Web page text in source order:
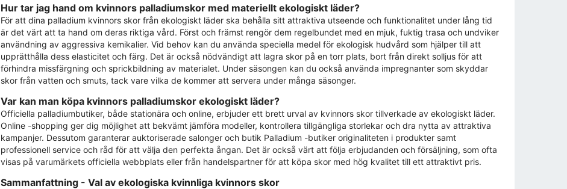
Hur tar jag hand om kvinnors palladiumskor med materiellt ekologiskt läder?
För att dina palladium kvinnors skor från ekologiskt läder ska behålla sitt attraktiva utseende och funktionalitet under lång tid
är det värt att ta hand om deras riktiga vård. Först och främst rengör dem regelbundet med en mjuk, fuktig trasa och undviker
användning av aggressiva kemikalier. Vid behov kan du använda speciella medel för ekologisk hudvård som hjälper till att
upprätthålla dess elasticitet och färg. Det är också nödvändigt att lagra skor på en torr plats, bort från direkt solljus för att
förhindra missfärgning och sprickbildning av materialet. Under säsongen kan du också använda impregnanter som skyddar
skor från vatten och smuts, tack vare vilka de kommer att servera under många säsonger.
Var kan man köpa kvinnors palladiumskor ekologiskt läder?
Officiella palladiumbutiker, både stationära och online, erbjuder ett brett urval av kvinnors skor tillverkade av ekologiskt läder.
Online -shopping ger dig möjlighet att bekvämt jämföra modeller, kontrollera tillgängliga storlekar och dra nytta av attraktiva
kampanjer. Dessutom garanterar auktoriserade salonger och butik Palladium -butiker originaliteten i produkter samt
professionell service och råd för att välja den perfekta ångan. Det är också värt att följa erbjudanden och försäljning, som ofta
visas på varumärkets officiella webbplats eller från handelspartner för att köpa skor med hög kvalitet till ett attraktivt pris.
Sammanfattning - Val av ekologiska kvinnliga kvinnors skor